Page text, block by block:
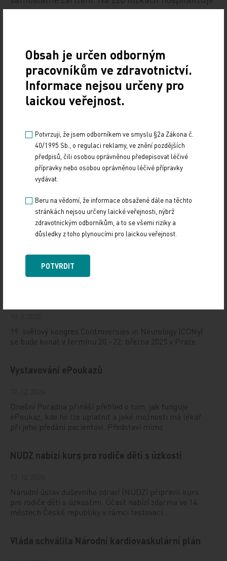
ČTK
Zdroj: ČTK
Z REGIONŮ
Sdílejte článek
Doporučené
19. světový kongres Controversies in Neurology (CONy)
se bude konat v termínu 20.–22. března 2025 v Praze.
Vystavování ePoukazů
Dnešní Poradna přináší přehled o tom, jak funguje
ePoukaz, kde ho lze uplatnit a jaké možnosti má lékař
při jeho předání pacientovi. Představí mimo…
NUDZ nabízí kurs pro rodiče dětí s úzkostí
Národní ústav duševního zdraví (NUDZ) připravil kurs
pro rodiče dětí s úzkostmi. Účast nabízí zdarma ve 14
městech České republiky v rámci testovací…
Vláda schválila Národní kardiovaskulární plán
Obsah je určen odborným
pracovníkům ve zdravotnictví.
Informace nejsou určeny pro
laickou veřejnost.
Potvrzuji, že jsem odborníkem ve smyslu §2a Zákona č.
40/1995 Sb., o regulaci reklamy, ve znění pozdějších
předpisů, čili osobou oprávněnou předepisovat léčivé
přípravky nebo osobou oprávněnou léčivé přípravky
vydávat.
Beru na vědomí, že informace obsažené dále na těchto
stránkách nejsou určeny laické veřejnosti, nýbrž
zdravotnickým odborníkům, a to se všemi riziky a
důsledky z toho plynoucími pro laickou veřejnost.
POTVRDIT